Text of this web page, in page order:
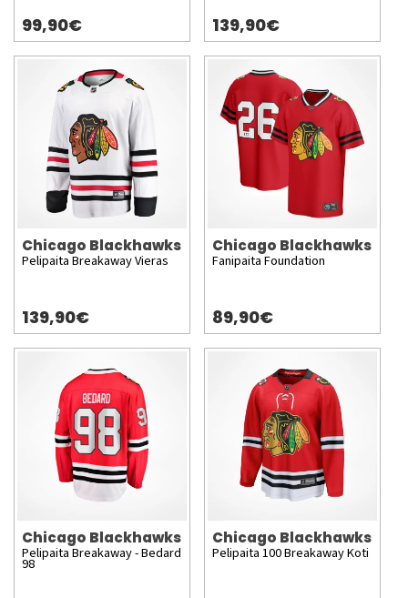
99,90€ 139,90€
Chicago Blackhawks
Pelipaita Breakaway Vieras
139,90€
Chicago Blackhawks
Fanipaita Foundation
89,90€
Chicago Blackhawks
Pelipaita Breakaway - Bedard
98
Chicago Blackhawks
Pelipaita 100 Breakaway Koti